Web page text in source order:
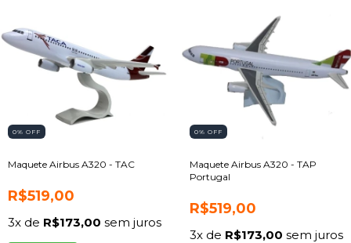
0% OFF
Maquete Airbus A320 - TAC
R$519,00
3x de R$173,00 sem juros
0% OFF
Maquete Airbus A320 - TAP
Portugal
R$519,00
3x de R$173,00 sem juros